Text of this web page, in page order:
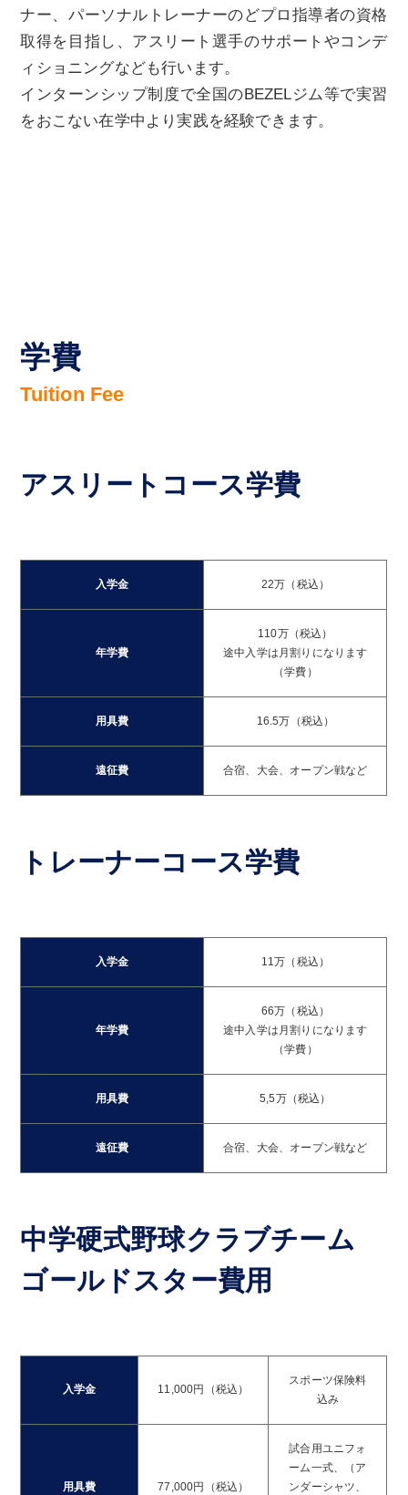
ナー、パーソナルトレーナーのどプロ指導者の資格
取得を目指し、アスリート選手のサポートやコンデ
ィショニングなども行います。
インターンシップ制度で全国のBEZELジム等で実習
をおこない在学中より実践を経験できます。
学費
Tuition Fee
アスリートコース学費
入学金 22万（税込）
年学費
110万（税込）
途中入学は月割りになります
（学費）
用具費 16.5万（税込）
遠征費 合宿、大会、オープン戦など
トレーナーコース学費
入学金 11万（税込）
年学費
66万（税込）
途中入学は月割りになります
（学費）
用具費 5,5万（税込）
遠征費 合宿、大会、オープン戦など
中学硬式野球クラブチーム
ゴールドスター費用
入学金 11,000円（税込）
スポーツ保険料
込み
用具費 77,000円（税込）
試合用ユニフォ
ーム一式、（ア
ンダーシャツ、